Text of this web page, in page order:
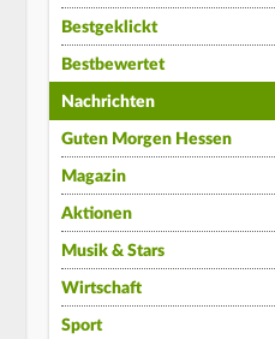
Bestgeklickt
Bestbewertet
Nachrichten
Guten Morgen Hessen
Magazin
Aktionen
Musik & Stars
Wirtschaft
Sport